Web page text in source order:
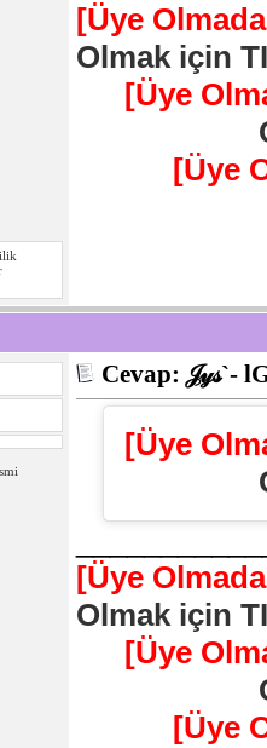
[Üye
Olmak için
[Üye
[Üye
Cevap: 𝒥𝓎𝓈`-
[Üye
[Üye
Olmak için
[Üye
[Üye